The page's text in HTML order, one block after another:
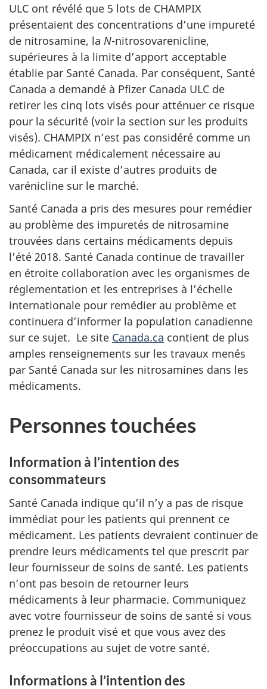
ULC ont révélé que 5 lots de CHAMPIX
présentaient des concentrations d’une impureté
de nitrosamine, la N-nitrosovarenicline,
supérieures à la limite d’apport acceptable
établie par Santé Canada. Par conséquent, Santé
Canada a demandé à Pfizer Canada ULC de
retirer les cinq lots visés pour atténuer ce risque
pour la sécurité (voir la section sur les produits
visés). CHAMPIX n’est pas considéré comme un
médicament médicalement nécessaire au
Canada, car il existe d’autres produits de
varénicline sur le marché.
Santé Canada a pris des mesures pour remédier
au problème des impuretés de nitrosamine
trouvées dans certains médicaments depuis
l’été 2018. Santé Canada continue de travailler
en étroite collaboration avec les organismes de
réglementation et les entreprises à l’échelle
internationale pour remédier au problème et
continuera d’informer la population canadienne
sur ce sujet. Le site Canada.ca contient de plus
amples renseignements sur les travaux menés
par Santé Canada sur les nitrosamines dans les
médicaments.
Personnes touchées
Information à l’intention des
consommateurs
Santé Canada indique qu’il n’y a pas de risque
immédiat pour les patients qui prennent ce
médicament. Les patients devraient continuer de
prendre leurs médicaments tel que prescrit par
leur fournisseur de soins de santé. Les patients
n’ont pas besoin de retourner leurs
médicaments à leur pharmacie. Communiquez
avec votre fournisseur de soins de santé si vous
prenez le produit visé et que vous avez des
préoccupations au sujet de votre santé.
Informations à l’intention des